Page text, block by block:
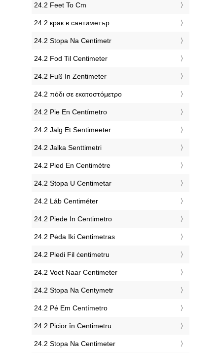
‎24.2 Feet To Cm
‎24.2 крак в сантиметър
‎24.2 Stopa Na Centimetr
‎24.2 Fod Til Centimeter
‎24.2 Fuß In Zentimeter
‎24.2 πόδι σε εκατοστόμετρο
‎24.2 Pie En Centímetro
‎24.2 Jalg Et Sentimeeter
‎24.2 Jalka Senttimetri
‎24.2 Pied En Centimètre
‎24.2 Stopa U Centimetar
‎24.2 Láb Centiméter
‎24.2 Piede In Centimetro
‎24.2 Pėda Iki Centimetras
‎24.2 Piedi Fil ċentimetru
‎24.2 Voet Naar Centimeter
‎24.2 Stopa Na Centymetr
‎24.2 Pé Em Centímetro
‎24.2 Picior în Centimetru
‎24.2 Stopa Na Centimeter